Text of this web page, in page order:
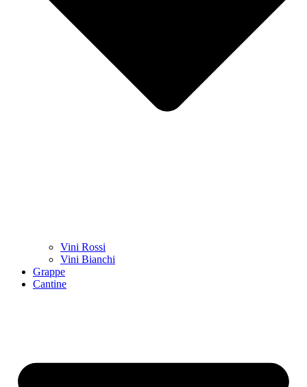
Vini Rossi
Vini Bianchi
Grappe
Cantine